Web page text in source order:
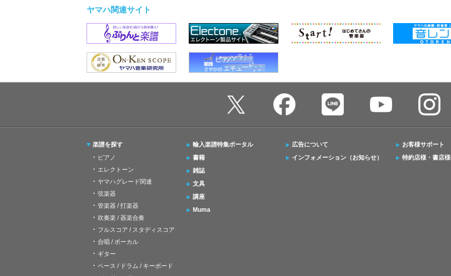
ヤマハ関連サイト
楽譜を探す
ピアノ
エレクトーン
ヤマハグレード関連
弦楽器
管楽器 / 打楽器
吹奏楽 / 器楽合奏
フルスコア / スタディスコア
合唱 / ボーカル
ギター
ベース / ドラム / キーボード
輸入楽譜特集ポータル
書籍
雑誌
文具
講座
Muma
広告について
インフォメーション（お知らせ）
お客様サポート
特約店様・書店